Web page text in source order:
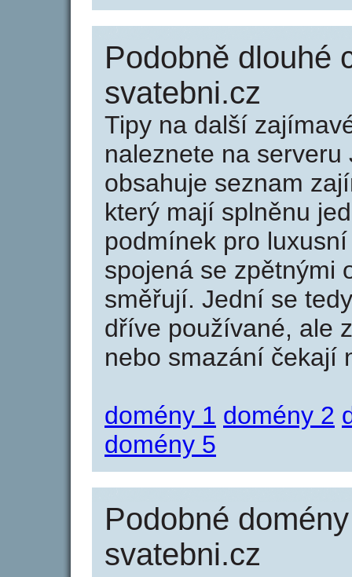
Podobně dlouhé
svatebni.cz
Tipy na další
naleznete na serveru
obsahuje seznam
který mají splněnu
podmínek pro
spojená se zpětnými
směřují. Jední se
dříve používané, ale
nebo smazání čekají
domény 1 domény 2
domény 5
Podobné
svatebni.cz